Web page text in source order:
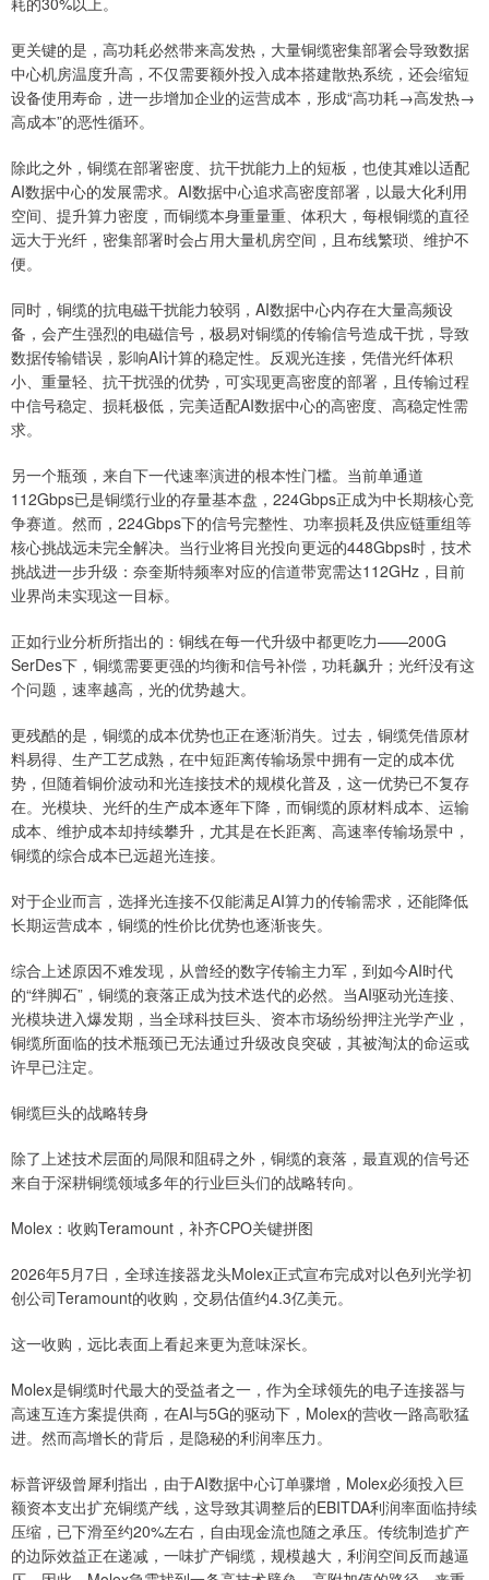
更关键的是，高功耗必然带来高发热，大量铜缆密集部署会导致数据
中心机房温度升高，不仅需要额外投入成本搭建散热系统，还会缩短
设备使用寿命，进一步增加企业的运营成本，形成“高功耗→高发热→
高成本”的恶性循环。
除此之外，铜缆在部署密度、抗干扰能力上的短板，也使其难以适配
AI数据中心的发展需求。AI数据中心追求高密度部署，以最大化利用
空间、提升算力密度，而铜缆本身重量重、体积大，每根铜缆的直径
远大于光纤，密集部署时会占用大量机房空间，且布线繁琐、维护不
便。
同时，铜缆的抗电磁干扰能力较弱，AI数据中心内存在大量高频设
备，会产生强烈的电磁信号，极易对铜缆的传输信号造成干扰，导致
数据传输错误，影响AI计算的稳定性。反观光连接，凭借光纤体积
小、重量轻、抗干扰强的优势，可实现更高密度的部署，且传输过程
中信号稳定、损耗极低，完美适配AI数据中心的高密度、高稳定性需
求。
另一个瓶颈，来自下一代速率演进的根本性门槛。当前单通道
112Gbps已是铜缆行业的存量基本盘，224Gbps正成为中长期核心竞
争赛道。然而，224Gbps下的信号完整性、功率损耗及供应链重组等
核心挑战远未完全解决。当行业将目光投向更远的448Gbps时，技术
挑战进一步升级：奈奎斯特频率对应的信道带宽需达112GHz，目前
业界尚未实现这一目标。
正如行业分析所指出的：铜线在每一代升级中都更吃力——200G
SerDes下，铜缆需要更强的均衡和信号补偿，功耗飙升；光纤没有这
个问题，速率越高，光的优势越大。
更残酷的是，铜缆的成本优势也正在逐渐消失。过去，铜缆凭借原材
料易得、生产工艺成熟，在中短距离传输场景中拥有一定的成本优
势，但随着铜价波动和光连接技术的规模化普及，这一优势已不复存
在。光模块、光纤的生产成本逐年下降，而铜缆的原材料成本、运输
成本、维护成本却持续攀升，尤其是在长距离、高速率传输场景中，
铜缆的综合成本已远超光连接。
对于企业而言，选择光连接不仅能满足AI算力的传输需求，还能降低
长期运营成本，铜缆的性价比优势也逐渐丧失。
综合上述原因不难发现，从曾经的数字传输主力军，到如今AI时代
的“绊脚石”，铜缆的衰落正成为技术迭代的必然。当AI驱动光连接、
光模块进入爆发期，当全球科技巨头、资本市场纷纷押注光学产业，
铜缆所面临的技术瓶颈已无法通过升级改良突破，其被淘汰的命运或
许早已注定。
铜缆巨头的战略转身
除了上述技术层面的局限和阻碍之外，铜缆的衰落，最直观的信号还
来自于深耕铜缆领域多年的行业巨头们的战略转向。
Molex：收购Teramount，补齐CPO关键拼图
2026年5月7日，全球连接器龙头Molex正式宣布完成对以色列光学初
创公司Teramount的收购，交易估值约4.3亿美元。
这一收购，远比表面上看起来更为意味深长。
Molex是铜缆时代最大的受益者之一，作为全球领先的电子连接器与
高速互连方案提供商，在AI与5G的驱动下，Molex的营收一路高歌猛
进。然而高增长的背后，是隐秘的利润率压力。
标普评级曾犀利指出，由于AI数据中心订单骤增，Molex必须投入巨
额资本支出扩充铜缆产线，这导致其调整后的EBITDA利润率面临持续
压缩，已下滑至约20%左右，自由现金流也随之承压。传统制造扩产
的边际效益正在递减，一味扩产铜缆，规模越大，利润空间反而越逼